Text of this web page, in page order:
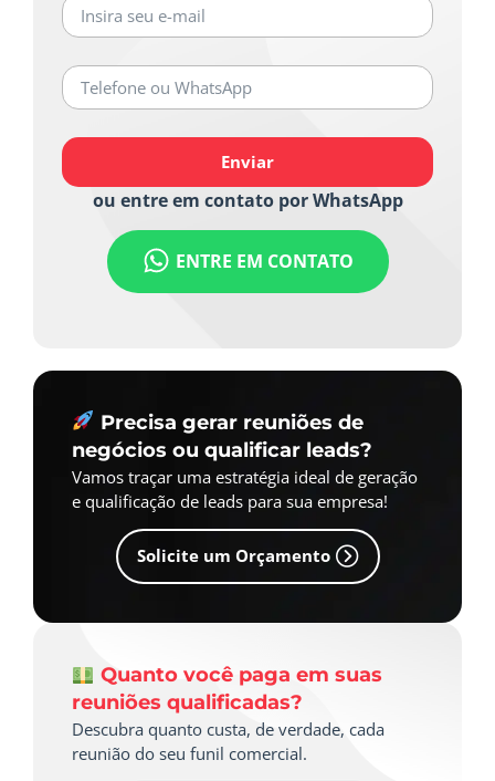
Enviar
ou entre em contato por WhatsApp
ENTRE EM CONTATO
Precisa gerar reuniões de
negócios ou qualificar leads?
Vamos traçar uma estratégia ideal de geração
e qualificação de leads para sua empresa!
Solicite um Orçamento
Quanto você paga em suas
reuniões qualificadas?
Descubra quanto custa, de verdade, cada
reunião do seu funil comercial.